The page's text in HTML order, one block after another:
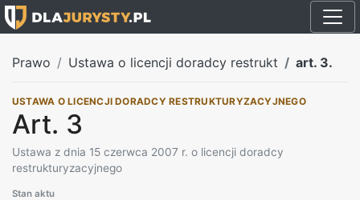
Prawo Ustawa o licencji doradcy restrukt art. 3.
USTAWA O LICENCJI DORADCY RESTRUKTURYZACYJNEGO
Art. 3
Ustawa z dnia 15 czerwca 2007 r. o licencji doradcy
restrukturyzacyjnego
Stan aktu